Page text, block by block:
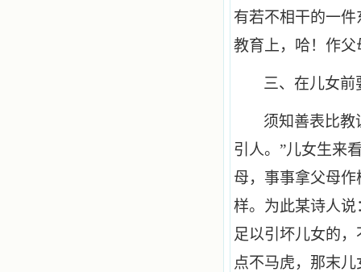
有若不相干的一
教育上，哈！作
三、在儿女前
须知善表比教
引人。”儿女生来
母，事事拿父母
样。为此某诗人说
足以引坏儿女的
点不马虎，那末